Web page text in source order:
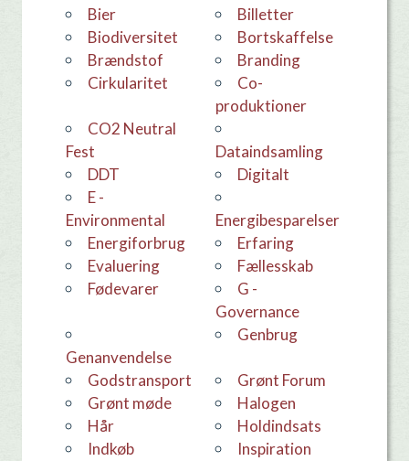
Bier
Billetter
Biodiversitet
bortskaffelse
Brændstof
Branding
Cirkularitet
co-
produktioner
CO2 Neutral
Fest
dataindsamling
DDT
Digitalt
E -
Environmental
Energibesparelser
Energiforbrug
erfaring
evaluering
Fællesskab
Fødevarer
G -
Governance
Genanvendelse
Genbrug
godstransport
Grønt Forum
grønt møde
Halogen
hår
holdindsats
Indkøb
Inspiration